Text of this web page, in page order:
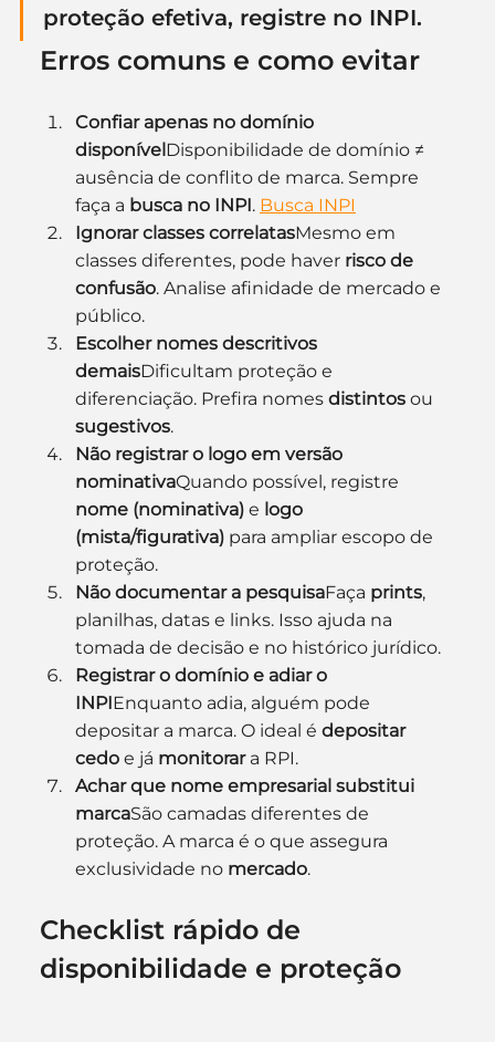
proteção efetiva, registre no INPI.
Erros comuns e como evitar
Confiar apenas no domínio
disponívelDisponibilidade de domínio ≠
ausência de conflito de marca. Sempre
faça a busca no INPI. Busca INPI
Ignorar classes correlatasMesmo em
classes diferentes, pode haver risco de
confusão. Analise afinidade de mercado e
público.
Escolher nomes descritivos
demaisDificultam proteção e
diferenciação. Prefira nomes distintos ou
sugestivos.
Não registrar o logo em versão
nominativaQuando possível, registre
nome (nominativa) e logo
(mista/figurativa) para ampliar escopo de
proteção.
Não documentar a pesquisaFaça prints,
planilhas, datas e links. Isso ajuda na
tomada de decisão e no histórico jurídico.
Registrar o domínio e adiar o
INPIEnquanto adia, alguém pode
depositar a marca. O ideal é depositar
cedo e já monitorar a RPI.
Achar que nome empresarial substitui
marcaSão camadas diferentes de
proteção. A marca é o que assegura
exclusividade no mercado.
Checklist rápido de
disponibilidade e proteção